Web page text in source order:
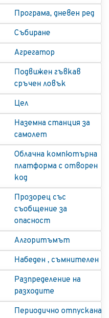
Програма, дневен ред
Събиране
Агрегатор
Подвижен гъвкав
сръчен ловък
Цел
Наземна станция за
самолет
Облачна компютърна
платформа с отворен
код
Прозорец със
съобщение за
опасност
Алгоритъмът
Набеден , съмнителен
Разпределение на
разходите
Периодично отпускана